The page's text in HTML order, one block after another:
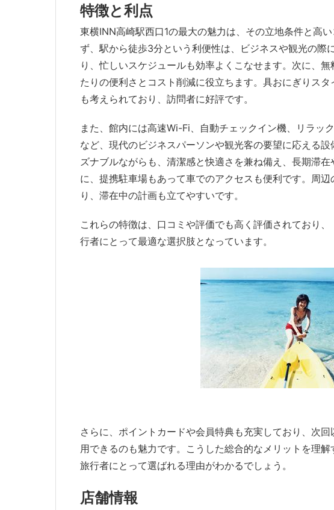
特徴と利点
東横INN高崎駅西口1の最大の魅力は、その立地条件と高
ず、駅から徒歩3分という利便性は、ビジネスや観光の際
り、忙しいスケジュールも効率よくこなせます。次に、
たりの便利さとコスト削減に役立ちます。具おにぎりス
も考えられており、訪問者に好評です。
また、館内には高速Wi-Fi、自動チェックイン機、リラッ
など、現代のビジネスパーソンや観光客の要望に応える
ズナブルながらも、清潔感と快適さを兼ね備え、長期滞
に、提携駐車場もあって車でのアクセスも便利です。周
り、滞在中の計画も立てやすいです。
これらの特徴は、口コミや評価でも高く評価されており
行者にとって最適な選択肢となっています。
さらに、ポイントカードや会員特典も充実しており、次
用できるのも魅力です。こうした総合的なメリットを理
旅行者にとって選ばれる理由がわかるでしょう。
店舗情報